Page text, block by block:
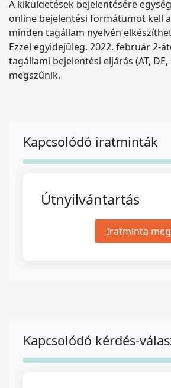
A kiküldetések bejelentésére
online bejelentési formátumot kell
minden tagállam nyelvén
Ezzel egyidejűleg, 2022. február 2-
tagállami bejelentési eljárás (AT, DE,
megszűnik.
Kapcsolódó iratminták
Útnyilvántartás
Iratminta
Kapcsolódó kérdés-